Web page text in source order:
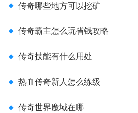
传奇哪些地方可以挖矿
传奇霸主怎么玩省钱攻略
传奇技能有什么用处
热血传奇新人怎么练级
传奇世界魔域在哪